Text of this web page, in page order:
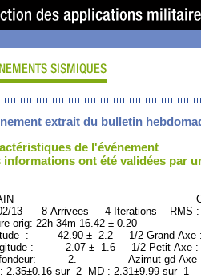
extrait du bulletin
de l'événement
informations ont été validées par
ORID :
13 8 Arrivees 4 Iterations RMS
orig: 22h 34m 16.42 ± 0.20
: 42.90 ± 2.2 1/2 Grand
: -2.07 ± 1.6 1/2 Petit Axe
2. Azimut gd Axe :
: 2.35±0.16 sur 2 MD : 2.31±9.99 sur 1